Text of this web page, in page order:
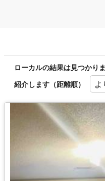
ローカルの結果は見つかり
紹介します（距離順）